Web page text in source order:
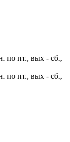
по пт., вых - сб.,
по пт., вых - сб.,